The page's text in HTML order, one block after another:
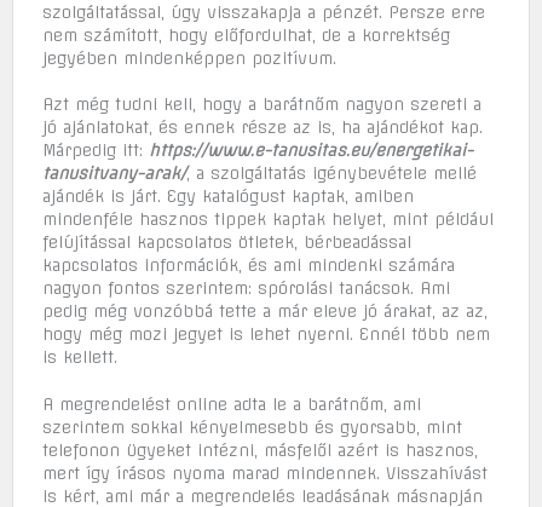
szolgáltatással, úgy visszakapja a pénzét. Persze erre
nem számított, hogy előfordulhat, de a korrektség
jegyében mindenképpen pozitívum.
Azt még tudni kell, hogy a barátnőm nagyon szereti a
jó ajánlatokat, és ennek része az is, ha ajándékot kap.
Márpedig itt: https://www.e-tanusitas.eu/energetikai-
tanusitvany-arak/, a szolgáltatás igénybevétele mellé
ajándék is járt. Egy katalógust kaptak, amiben
mindenféle hasznos tippek kaptak helyet, mint például
felújítással kapcsolatos ötletek, bérbeadással
kapcsolatos információk, és ami mindenki számára
nagyon fontos szerintem: spórolási tanácsok. Ami
pedig még vonzóbbá tette a már eleve jó árakat, az az,
hogy még mozi jegyet is lehet nyerni. Ennél több nem
is kellett.
A megrendelést online adta le a barátnőm, ami
szerintem sokkal kényelmesebb és gyorsabb, mint
telefonon ügyeket intézni, másfelől azért is hasznos,
mert így írásos nyoma marad mindennek. Visszahívást
is kért, ami már a megrendelés leadásának másnapján